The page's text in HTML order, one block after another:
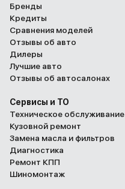
Бренды
Кредиты
Сравнения моделей
Отзывы об авто
Дилеры
Лучшие авто
Отзывы об автосалонах
Сервисы и ТО
Техническое обслуживание
Кузовной ремонт
Замена масла и фильтров
Диагностика
Ремонт КПП
Шиномонтаж